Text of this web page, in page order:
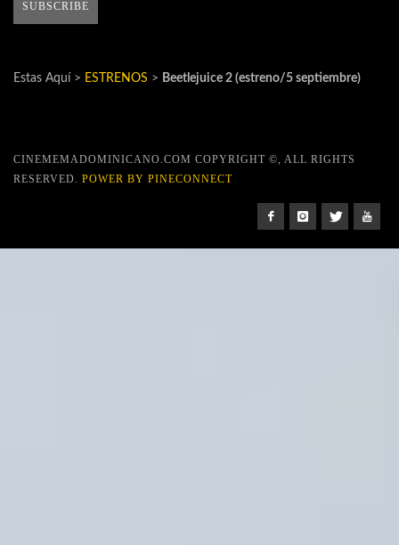
Estas Aquí > ESTRENOS > Beetlejuice 2 (estreno/5 septiembre)
CINEMEMADOMINICANO.COM COPYRIGHT ©, ALL RIGHTS
RESERVED. POWER BY PINECONNECT